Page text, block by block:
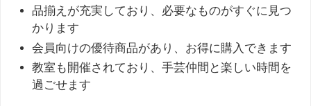
品揃えが充実しており、必要なものがすぐに見つ
かります
会員向けの優待商品があり、お得に購入できます
教室も開催されており、手芸仲間と楽しい時間を
過ごせます